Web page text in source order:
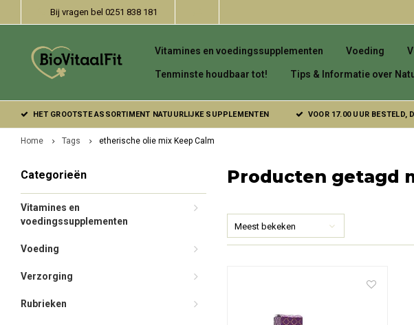
Bij vragen bel 0251 838 181
Vitamines en voedingssupplementen Voeding
Tenminste houdbaar tot! Tips & Informatie over
HET GROOTSTE ASSORTIMENT NATUURLIJKE SUPPLEMENTEN VOOR 17.00 UUR BESTELD,
Home Tags etherische olie mix Keep Calm
Categorieën
Vitamines en
voedingssupplementen
Voeding
Verzorging
Rubrieken
Producten getagd
Meest bekeken